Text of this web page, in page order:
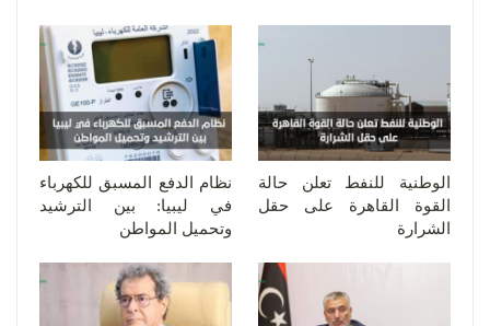
الوطنية للنفط تعلن حالة
القوة القاهرة على حقل
الشرارة
نظام الدفع المسبق للكهرباء
في ليبيا: بين الترشيد
وتحميل المواطن